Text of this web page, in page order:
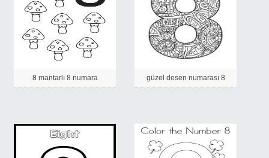
8 mantarlı 8 numara güzel desen numarası 8